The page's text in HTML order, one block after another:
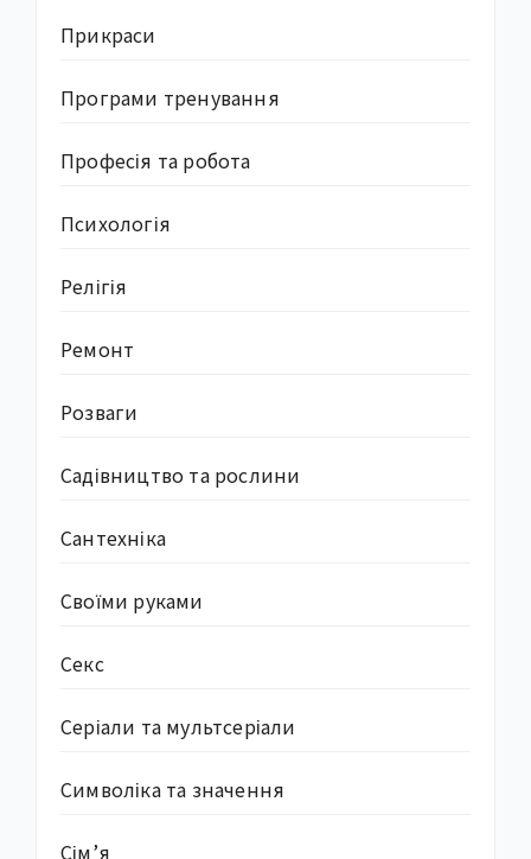
Прикраси
Програми тренування
Професія та робота
Психологія
Релігія
Ремонт
Розваги
Садівництво та рослини
Сантехніка
Своїми руками
Секс
Серіали та мультсеріали
Символіка та значення
Сім’я